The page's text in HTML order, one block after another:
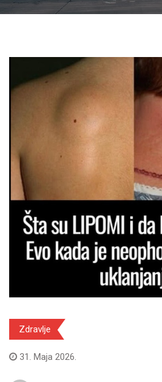
Zdravlje
31. Maja 2026.